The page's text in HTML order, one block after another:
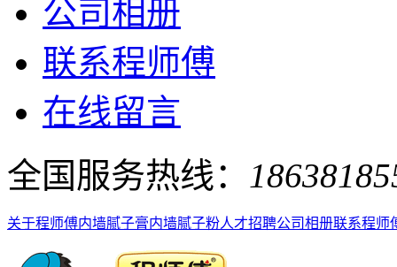
公司相册
联系程师傅
在线留言
全国服务热线：
关于程师傅内墙腻子膏内墙腻子粉人才招聘公司相册联系程师